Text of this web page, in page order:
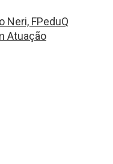
Neri, FPeduQ
Atuação